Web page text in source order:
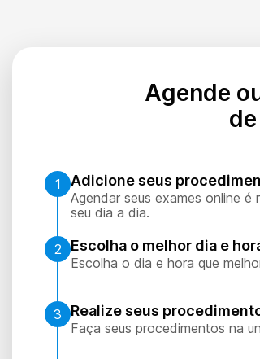
Agende
1 Adicione seus
Agendar seus exames online
seu dia a dia.
2 Escolha o melhor dia e
Escolha o dia e hora que
3 Realize seus
Faça seus procedimentos na